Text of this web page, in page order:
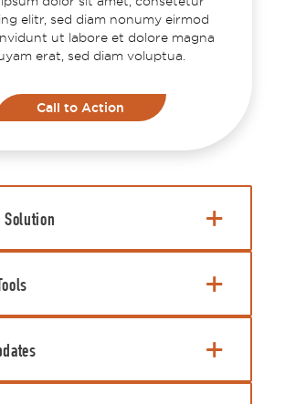
elitr, sed diam nonumy eirmod
ut labore et dolore magna
erat, sed diam voluptua.
Call to Action